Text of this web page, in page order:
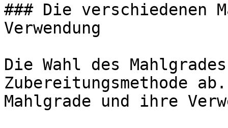
### Die verschiedenen
Verwendung
Die Wahl des
Zubereitungsmethode
Mahlgrade und ihre